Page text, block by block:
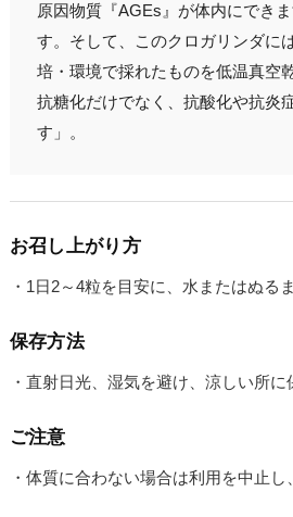
原因物質『AGEs』が体内にでき
す。そして、このクロガリンダに
培・環境で採れたものを低温真空
抗糖化だけでなく、抗酸化や抗炎
す」。
お召し上がり方
・1日2～4粒を目安に、水またはぬる
保存方法
・直射日光、湿気を避け、涼しい所に
ご注意
・体質に合わない場合は利用を中止し